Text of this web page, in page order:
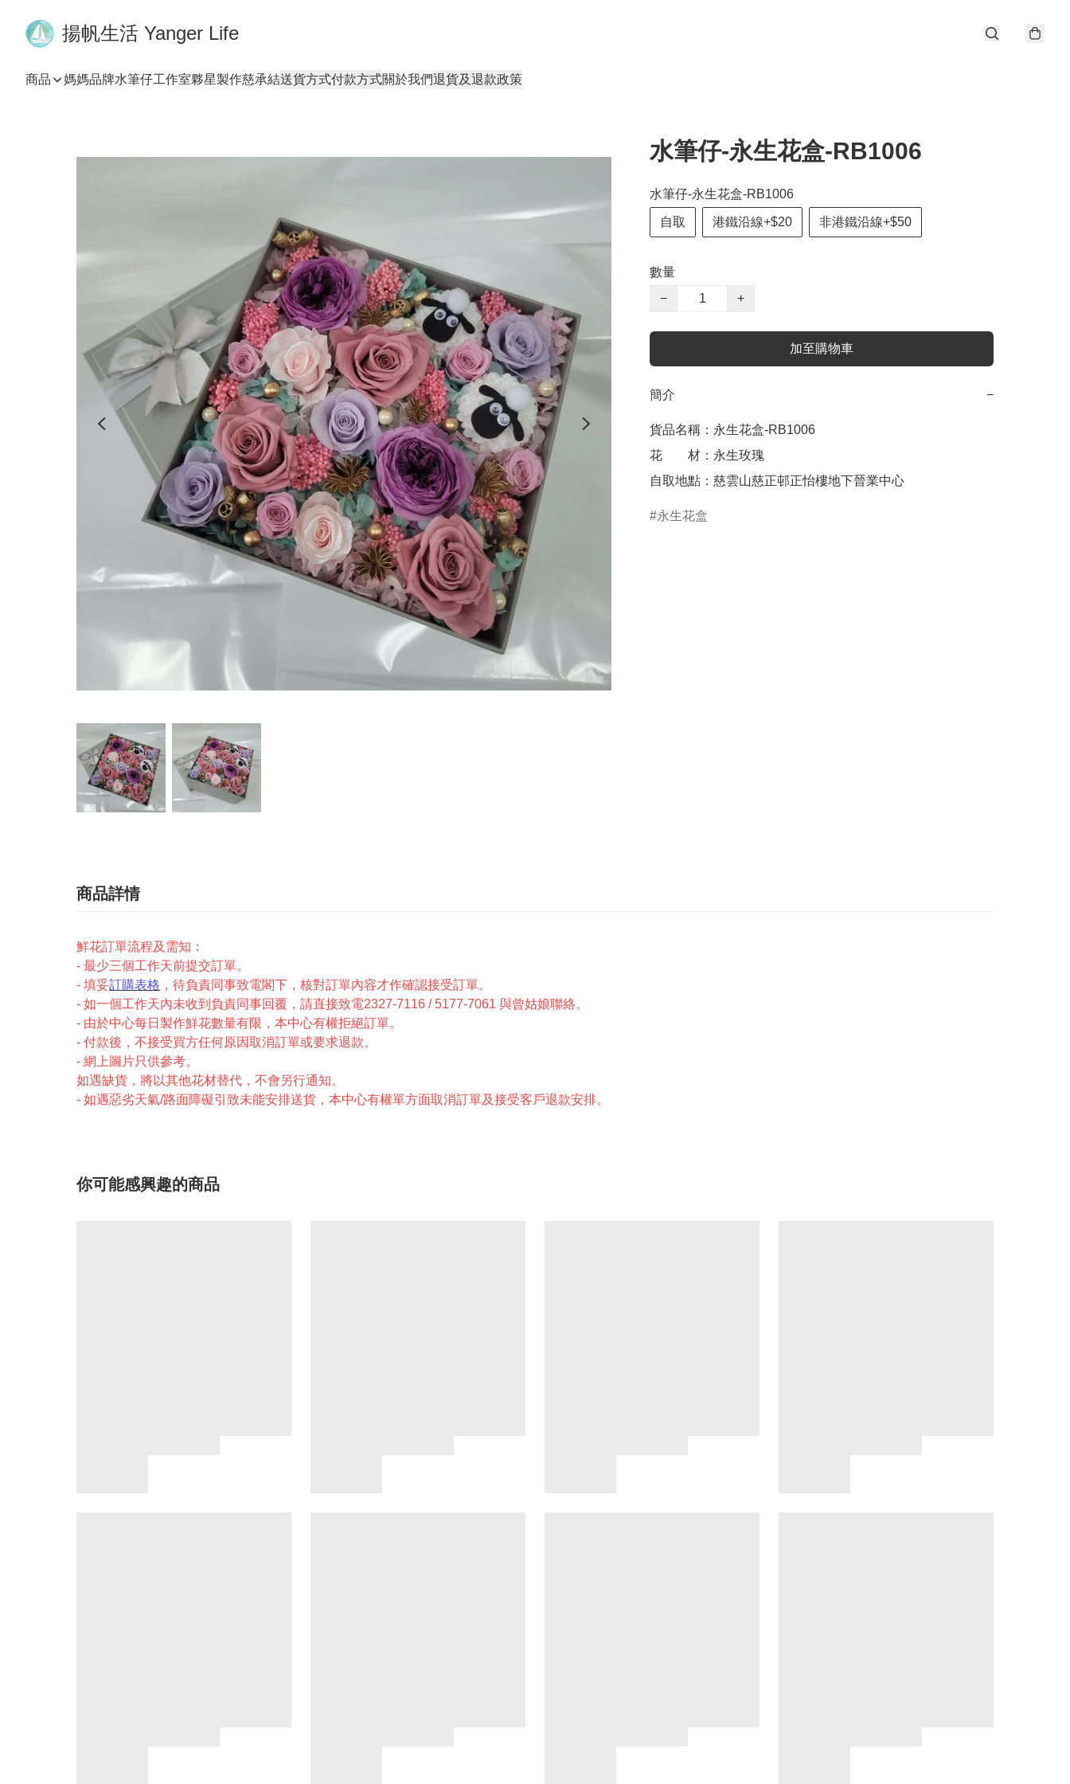
揚帆生活 Yanger Life
商品 媽媽品牌水筆仔工作室夥星製作慈承結送貨方式付款方式關於我們退貨及退款政策
水筆仔-永生花盒-RB1006
水筆仔-永生花盒-RB1006
自取 港鐵沿線+$20 非港鐵沿線+$50
數量
−
+
加至購物車
簡介 −
貨品名稱：永生花盒-RB1006
花　　材：永生玫瑰
自取地點：慈雲山慈正邨正怡樓地下晉業中心
永生花盒
商品詳情
鮮花訂單流程及需知：
- 最少三個工作天前提交訂單。
- 填妥訂購表格 ，待負責同事致電閣下，核對訂單內容才作確認接受訂單。
- 如一個工作天內未收到負責同事回覆，請直接致電2327-7116 / 5177-7061 與曾姑娘聯絡。
- 由於中心每日製作鮮花數量有限，本中心有權拒絕訂單。
- 付款後，不接受買方任何原因取消訂單或要求退款。
- 網上圖片只供參考。
如遇缺貨，將以其他花材替代，不會另行通知。
- 如遇惡劣天氣/路面障礙引致未能安排送貨，本中心有權單方面取消訂單及接受客戶退款安排。
你可能感興趣的商品